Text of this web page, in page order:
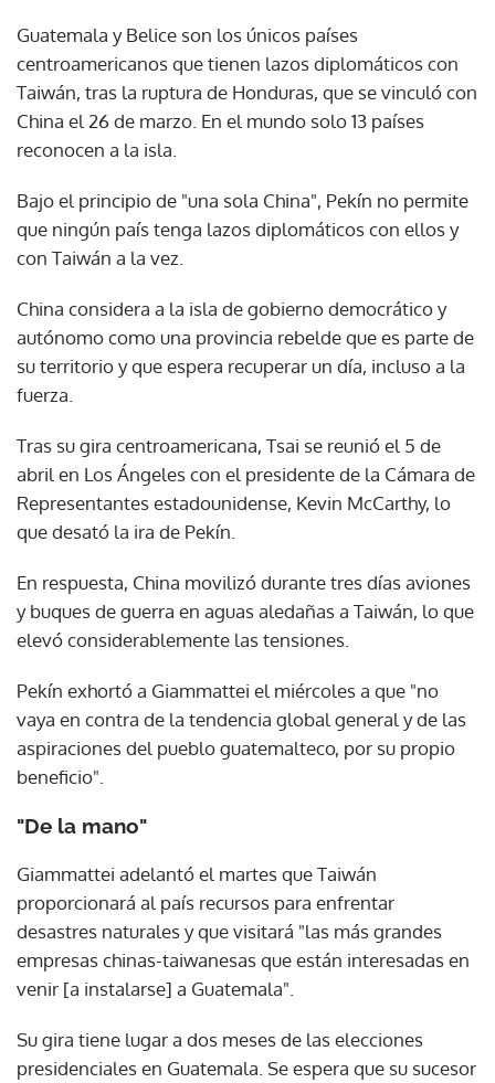
Guatemala y Belice son los únicos países
centroamericanos que tienen lazos diplomáticos con
Taiwán, tras la ruptura de Honduras, que se vinculó con
China el 26 de marzo. En el mundo solo 13 países
reconocen a la isla.
Bajo el principio de "una sola China", Pekín no permite
que ningún país tenga lazos diplomáticos con ellos y
con Taiwán a la vez.
China considera a la isla de gobierno democrático y
autónomo como una provincia rebelde que es parte de
su territorio y que espera recuperar un día, incluso a la
fuerza.
Tras su gira centroamericana, Tsai se reunió el 5 de
abril en Los Ángeles con el presidente de la Cámara de
Representantes estadounidense, Kevin McCarthy, lo
que desató la ira de Pekín.
En respuesta, China movilizó durante tres días aviones
y buques de guerra en aguas aledañas a Taiwán, lo que
elevó considerablemente las tensiones.
Pekín exhortó a Giammattei el miércoles a que "no
vaya en contra de la tendencia global general y de las
aspiraciones del pueblo guatemalteco, por su propio
beneficio".
"De la mano"
Giammattei adelantó el martes que Taiwán
proporcionará al país recursos para enfrentar
desastres naturales y que visitará "las más grandes
empresas chinas-taiwanesas que están interesadas en
venir [a instalarse] a Guatemala".
Su gira tiene lugar a dos meses de las elecciones
presidenciales en Guatemala. Se espera que su sucesor